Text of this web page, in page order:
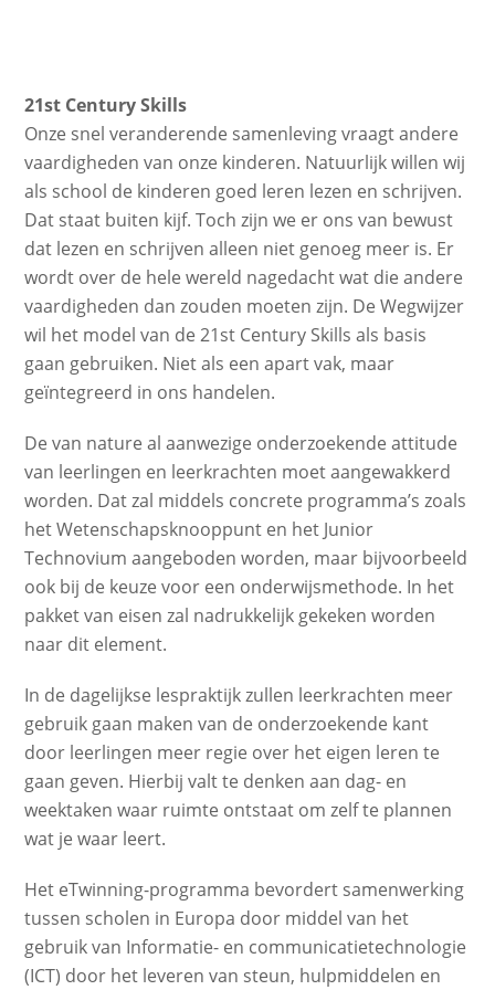
21st Century Skills
Onze snel veranderende samenleving vraagt andere
vaardigheden van onze kinderen. Natuurlijk willen wij
als school de kinderen goed leren lezen en schrijven.
Dat staat buiten kijf. Toch zijn we er ons van bewust
dat lezen en schrijven alleen niet genoeg meer is. Er
wordt over de hele wereld nagedacht wat die andere
vaardigheden dan zouden moeten zijn. De Wegwijzer
wil het model van de 21st Century Skills als basis
gaan gebruiken. Niet als een apart vak, maar
geïntegreerd in ons handelen.
De van nature al aanwezige onderzoekende attitude
van leerlingen en leerkrachten moet aangewakkerd
worden. Dat zal middels concrete programma’s zoals
het Wetenschapsknooppunt en het Junior
Technovium aangeboden worden, maar bijvoorbeeld
ook bij de keuze voor een onderwijsmethode. In het
pakket van eisen zal nadrukkelijk gekeken worden
naar dit element.
In de dagelijkse lespraktijk zullen leerkrachten meer
gebruik gaan maken van de onderzoekende kant
door leerlingen meer regie over het eigen leren te
gaan geven. Hierbij valt te denken aan dag- en
weektaken waar ruimte ontstaat om zelf te plannen
wat je waar leert.
Het eTwinning-programma bevordert samenwerking
tussen scholen in Europa door middel van het
gebruik van Informatie- en communicatietechnologie
(ICT) door het leveren van steun, hulpmiddelen en